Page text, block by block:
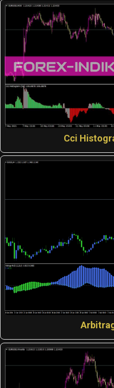
Cci